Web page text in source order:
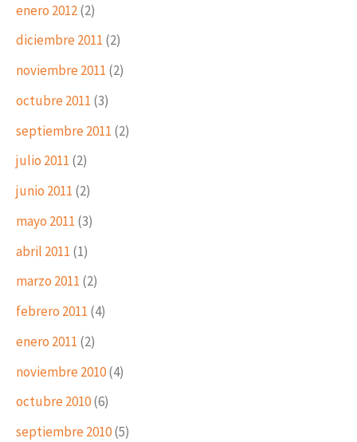
enero 2012(2)
diciembre 2011 (2)
noviembre 2011 (2)
octubre 2011 (3)
septiembre 2011 (2)
julio 2011 (2)
junio 2011 (2)
mayo 2011 (3)
abril 2011 (1)
marzo 2011 (2)
febrero 2011 (4)
enero 2011 (2)
noviembre 2010(4)
octubre 2010(6)
septiembre 2010(5)